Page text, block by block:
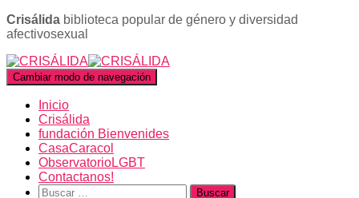
Crisálida biblioteca popular de género y diversidad
afectivosexual
Cambiar modo de navegación
Inicio
Crisálida
fundación Bienvenides
CasaCaracol
ObservatorioLGBT
Contactanos!
Buscar: